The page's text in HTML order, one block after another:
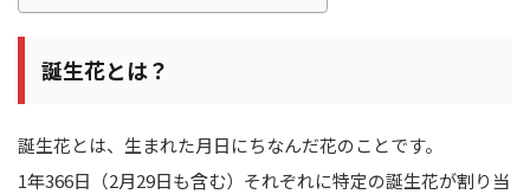
誕生花とは？
誕生花とは、生まれた月日にちなんだ花のことです。
1年366日（2月29日も含む）それぞれに特定の誕生花が割り当